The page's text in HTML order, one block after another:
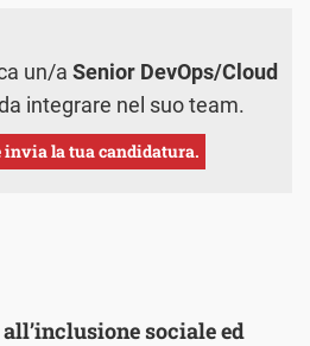
un/a Senior DevOps/Cloud
integrare nel suo team.
invia la tua candidatura.
sociale ed